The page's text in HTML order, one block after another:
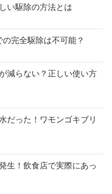
い駆除の方法とは
完全駆除は不可能？
減らない？正しい使い方
だった！ワモンゴキブリ
生！飲食店で実際にあっ